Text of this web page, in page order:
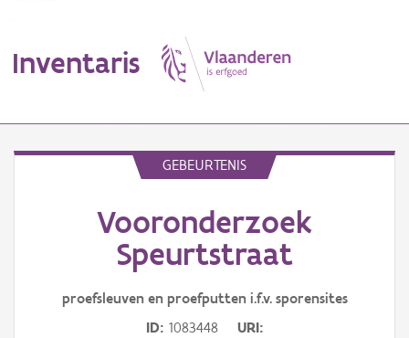
Inventaris
Waarneming
GEBEURTENIS
Vooronderzoek
Speurtstraat
proefsleuven en proefputten i.f.v. sporensites
ID 1083448
URI